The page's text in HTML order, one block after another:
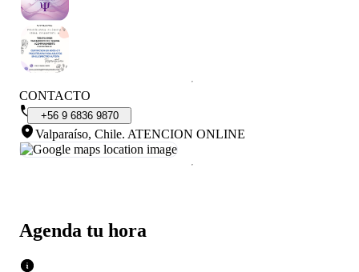
Agenda tu hora
CONTACTO
+56 9 6836 9870
Valparaíso, Chile. ATENCION ONLINE